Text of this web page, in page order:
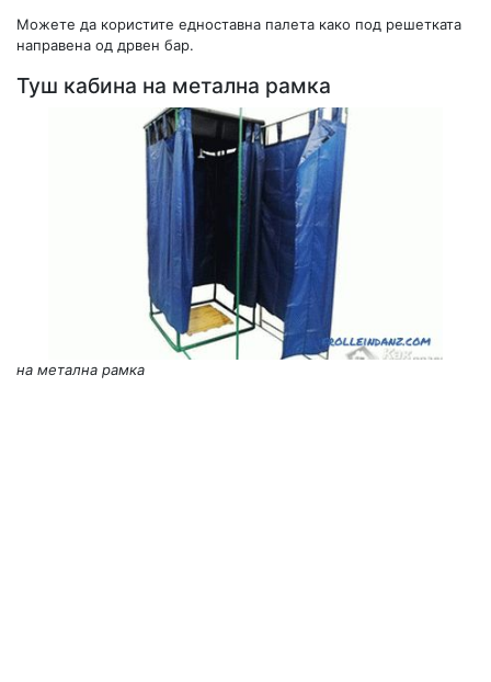
Можете да користите едноставна палета како под решетката
направена од дрвен бар.
Туш кабина на метална рамка
на метална рамка